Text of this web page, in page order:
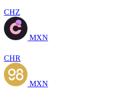
CHZ
MXN
CHR
MXN